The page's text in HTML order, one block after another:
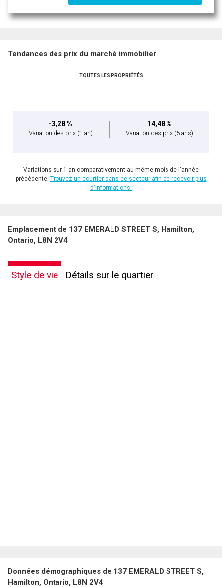
Tendances des prix du marché immobilier
TOUTES LES PROPRIÉTÉS
-3,28 %
Variation des prix (1 an)
14,48 %
Variation des prix (5 ans)
Variations sur 1 an comparativement au même mois de l'année
précédente. Trouvez un courtier dans ce secteur afin de recevoir plus
d'informations.
Emplacement de 137 EMERALD STREET S, Hamilton,
Ontario, L8N 2V4
Style de vie Détails sur le quartier
Données démographiques de 137 EMERALD STREET S,
Hamilton, Ontario, L8N 2V4